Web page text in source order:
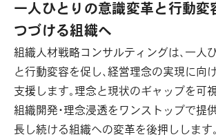
一人ひとりの意識変革と行動変
つづける組織へ
組織人材戦略コンサルティングは、一人
と行動変容を促し、経営理念の実現に向
支援します。理念と現状のギャップを可視
組織開発・理念浸透をワンストップで提
長し続ける組織への変革を後押しします。